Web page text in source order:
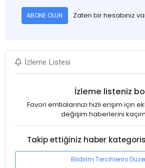
ABONE OLUN Zaten bir hesabınız
İzleme Listesi
İzleme listeniz
Favori emtialarınızı hızlı erişim için
değişim haberlerini
Takip ettiğiniz haber
Bildirim Tercihlerini